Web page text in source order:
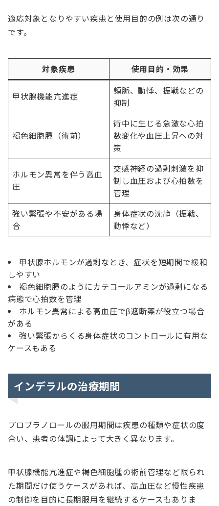
適応対象となりやすい疾患と使用目的の例は次の通り
です。
対象疾患 使用目的・効果
甲状腺機能亢進症
頻脈、動悸、振戦などの
抑制
褐色細胞腫（術前）
術中に生じる急激な心拍
数変化や血圧上昇への対
策
ホルモン異常を伴う高血
圧
交感神経の過剰刺激を抑
制し血圧および心拍数を
管理
強い緊張や不安がある場
合
身体症状の沈静（振戦、
動悸など）
甲状腺ホルモンが過剰なとき、症状を短期間で緩和
しやすい
褐色細胞腫のようにカテコールアミンが過剰になる
病態で心拍数を管理
ホルモン異常による高血圧でβ遮断薬が役立つ場合
がある
強い緊張からくる身体症状のコントロールに有用な
ケースもある
インデラルの治療期間
プロプラノロールの服用期間は疾患の種類や症状の度
合い、患者の体調によって大きく異なります。
甲状腺機能亢進症や褐色細胞腫の術前管理など限られ
た期間だけ使うケースがあれば、高血圧など慢性疾患
の制御を目的に長期服用を継続するケースもありま